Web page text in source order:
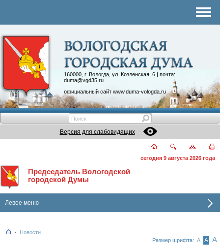
160000, г. Вологда, ул. Козленская, 6 | почта:
duma@vgd35.ru
официальный сайт www.duma-vologda.ru
Контакты
Депутатские объединения
Версия для слабовидящих
сегодня 9 августа 2026 года
Председатель Вологодской
городской Думы
Левое меню
Новости
Размер шрифта: А А А